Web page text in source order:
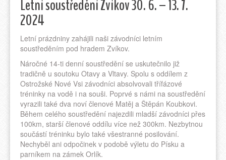
Letní soustředění Zvíkov 30. 6. – 13. 7.
2024
Letní prázdniny zahájili naši závodníci letním
soustředěním pod hradem Zvíkov.
Náročné 14-ti denní soustředění se uskutečnilo již
tradičně u soutoku Otavy a Vltavy. Spolu s oddílem z
Ostrožské Nové Vsi závodníci absolvovali třífázové
tréninky na vodě i na souši. Poprvé s námi na soustředění
vyrazili také dva noví členové Matěj a Štěpán Koubkovi.
Během celého soustředění najezdili mladší závodníci přes
100km, starší členové oddílu více než 300km. Nezbytnou
součástí tréninku bylo také všestranné posilování.
Nechyběl ani odpočinek v podobě výletu do Písku a
parníkem na zámek Orlík.